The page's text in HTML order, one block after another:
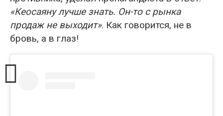
«Кеосаяну лучше знать. Он-то с рынка
продаж не выходит». Как говорится, не в
бровь, а в глаз!